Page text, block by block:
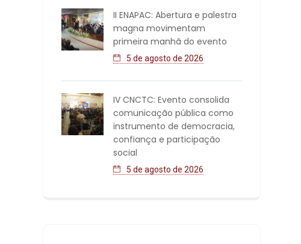
II ENAPAC: Abertura e palestra
magna movimentam
primeira manhã do evento
5 de agosto de 2026
IV CNCTC: Evento consolida
comunicação pública como
instrumento de democracia,
confiança e participação
social
5 de agosto de 2026